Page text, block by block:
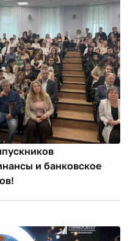
и банковское